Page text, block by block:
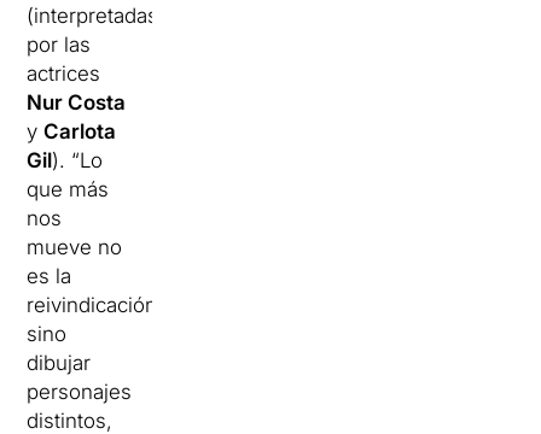
(interpretadas
por las
actrices
Nur Costa
yCarlota
Gil). “Lo
que más
nos
mueve no
es la
reivindicación,
sino
dibujar
personajes
distintos,